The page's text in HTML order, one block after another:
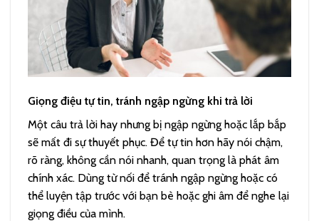
Giọng điệu tự tin, tránh ngập ngừng khi trả lời
Một câu trả lời hay nhưng bị ngập ngừng hoặc lắp bắp
sẽ mất đi sự thuyết phục. Để tự tin hơn hãy nói chậm,
rõ ràng, không cần nói nhanh, quan trọng là phát âm
chính xác. Dùng từ nối để tránh ngập ngừng hoặc có
thể luyện tập trước với bạn bè hoặc ghi âm để nghe lại
giọng điều của mình.